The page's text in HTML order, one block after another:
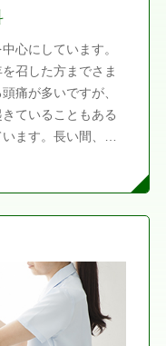
心にしています。
召した方までさま
痛が多いですが、
ていることもある
ます。長い間、う
識障がいのある患
す。意識障がいが